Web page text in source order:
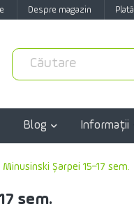
Despre magazin Plată
Blog Informaţii
Minusinski Șarpei 15–17 sem.
sem.